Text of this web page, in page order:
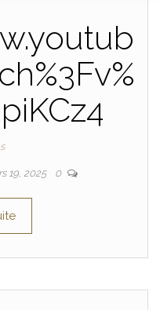
19, 2025 0